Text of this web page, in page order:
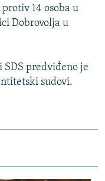
14 osoba u
Dobrovolja u
predviđeno je
sudovi.